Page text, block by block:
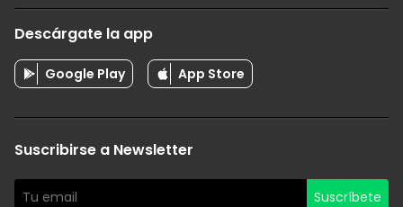
Descárgate la app
Google Play App Store
Suscribirse a Newsletter
Suscríbete